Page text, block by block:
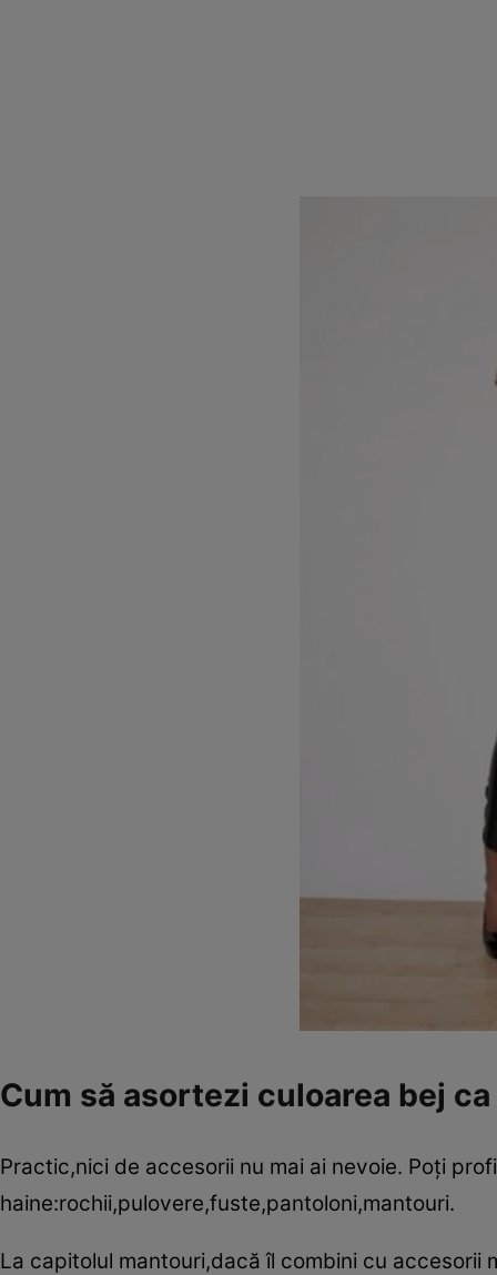
Cum să asortezi culoarea bej
Practic,nici de accesorii nu mai ai nevoie. Poţi
haine:rochii,pulovere,fuste,pantoloni,mantouri.
La capitolul mantouri,dacă îl combini cu